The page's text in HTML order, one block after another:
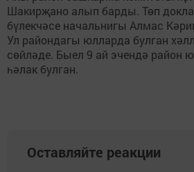
Шакирҗано алып барды. Төп
бүлекчәсе начальнигы Алмас
Ул райондагы юлларда булган
сөйләде. Быел 9 ай эчендә район
һәлак булган.
Оставляйте реакции